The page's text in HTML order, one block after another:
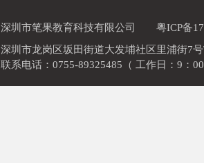
深圳市笔果教育科技有限公司
粤ICP备
深圳市龙岗区坂田街道大发埔社区里浦街7
联系电话：0755-89325485（ 工作日：9：